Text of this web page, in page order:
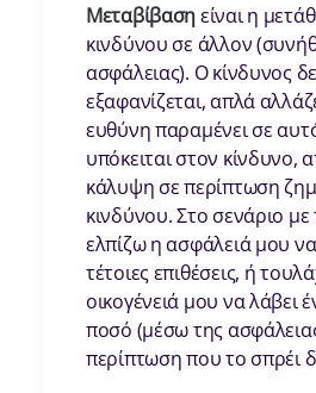
Μεταβίβασηείναι η
κινδύνου σε άλλον
ασφάλειας). Ο κίνδυνος
εξαφανίζεται, απλά
ευθύνη παραμένει σε
υπόκειται στον κίνδυνο,
κάλυψη σε περίπτωση
κινδύνου. Στο σενάριο
ελπίζω η ασφάλειά μου
τέτοιες επιθέσεις, ή
οικογένειά μου να λάβει
ποσό (μέσω της
περίπτωση που το σπρέι